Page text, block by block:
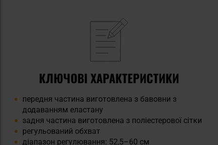
КЛЮЧОВІ ХАРАКТЕРИСТИКИ
передня частина виготовлена з бавовни з
додаванням еластану
задня частина виготовлена з поліестерової сітки
регульований обхват
діапазон регулювання: 52,5–60 см